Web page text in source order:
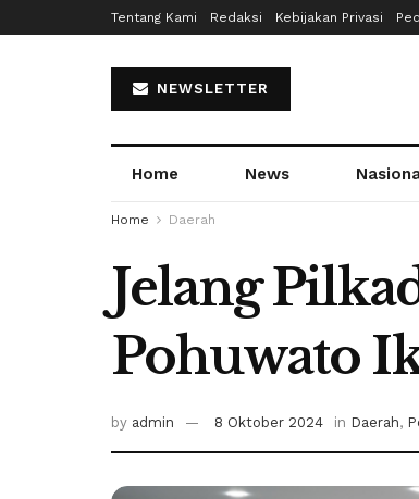
Tentang Kami Redaksi Kebijakan Privasi
NEWSLETTER
Home News
Home Daerah
Jelang
Pohuwato
by admin 8 Oktober 2024 in Daerah,